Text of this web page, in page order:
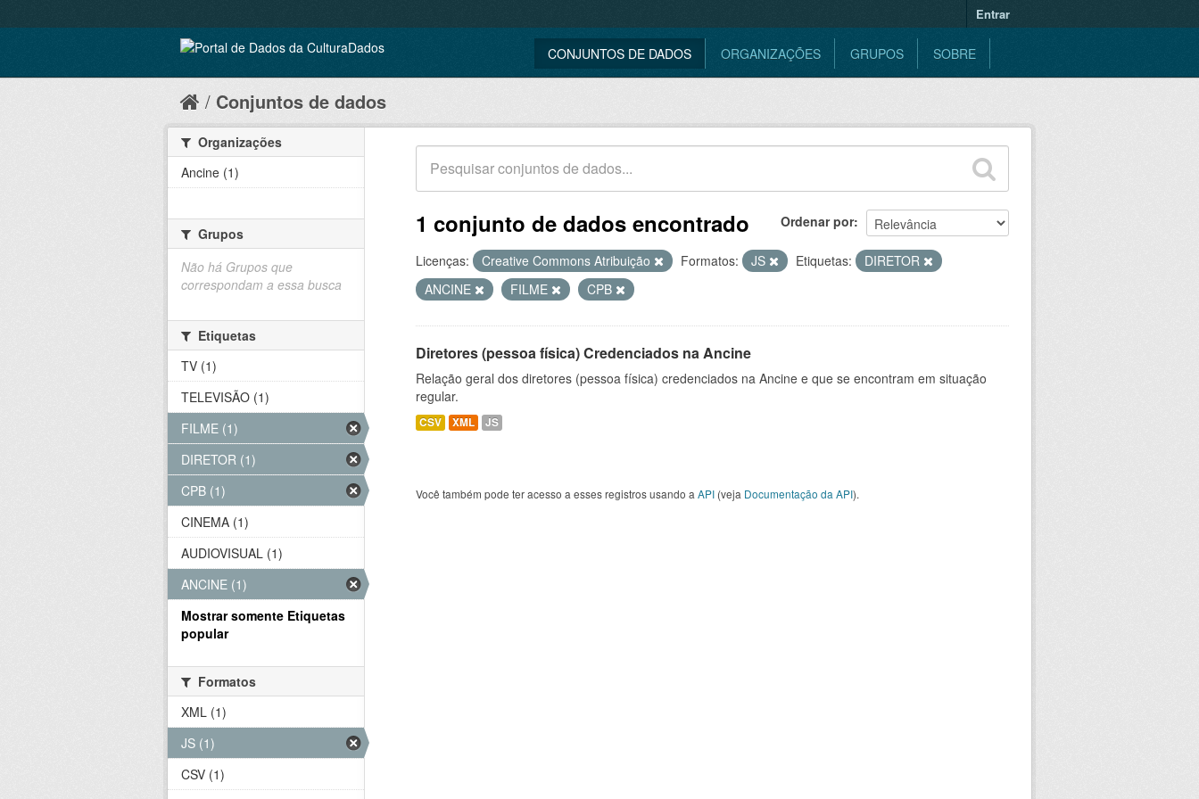
Entrar
CONJUNTOS DE DADOS ORGANIZAÇÕES GRUPOS SOBRE
Conjuntos de dados
Ordenar por
1 conjunto de dados encontrado
Licenças: Creative Commons Atribuição Formatos: JS Etiquetas:
DIRETOR
ANCINE
FILME CPB
Diretores (pessoa física) Credenciados na Ancine
Relação geral dos diretores (pessoa física) credenciados na Ancine e que se encontram em situação
regular.
CSV XML JS
Você também pode ter acesso a esses registros usando a API (veja Documentação da API).
Organizações
Ancine (1)
Grupos
Não há Grupos que
correspondam a essa busca
Etiquetas
TV (1)
TELEVISÃO (1)
FILME (1)
DIRETOR (1)
CPB (1)
CINEMA (1)
AUDIOVISUAL (1)
ANCINE (1)
Mostrar somente Etiquetas
popular
Formatos
XML (1)
JS (1)
CSV (1)